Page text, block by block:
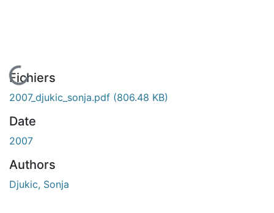
En cours de chargement...
Fichiers
2007_djukic_sonja.pdf (806.48 KB)
Date
2007
Authors
Djukic, Sonja